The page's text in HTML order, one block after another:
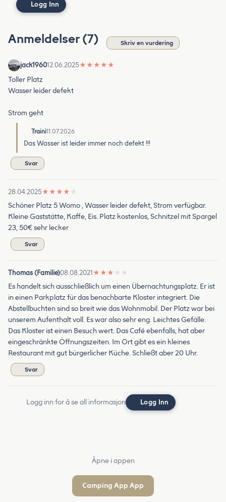
Logg Inn
Anmeldelser (7) Skriv en vurdering
jack196012.06.2025★ ★ ★ ★ ★
Toller Platz
Wasser leider defekt
Strom geht
Traini11.07.2026
Das Wasser ist leider immer noch defekt !!!
Svar
28.04.2025★ ★ ★ ★ ★
Schöner Platz 5 Womo , Wasser leider defekt, Strom verfügbar.
Kleine Gaststätte, Kaffe, Eis. Platz kostenlos, Schnitzel mit Spargel
23, 50€ sehr lecker
Svar
Thomas (Familie)08.08.2021 ★ ★ ★ ★ ★
Es handelt sich ausschließlich um einen Übernachtungsplatz. Er ist
in einen Parkplatz für das benachbarte Kloster integriert. Die
Abstellbuchten sind so breit wie das Wohnmobil. Der Platz war bei
unserem Aufenthalt voll. Es war also sehr eng. Leichtes Gefälle.
Das Kloster ist einen Besuch wert. Das Café ebenfalls, hat aber
eingeschränkte Öffnungszeiten. Im Ort gibt es ein kleines
Restaurant mit gut bürgerlicher Küche. Schließt aber 20 Uhr.
Svar
Logg inn for å se all informasjon Logg Inn
Åpne i appen
Camping App App